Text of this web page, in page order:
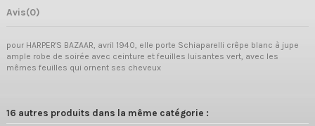
Avis(0)
pour HARPER'S BAZAAR, avril 1940, elle porte Schiaparelli crêpe blanc à jupe
ample robe de soirée avec ceinture et feuilles luisantes vert, avec les
mêmes feuilles qui ornent ses cheveux
16 autres produits dans la même catégorie :